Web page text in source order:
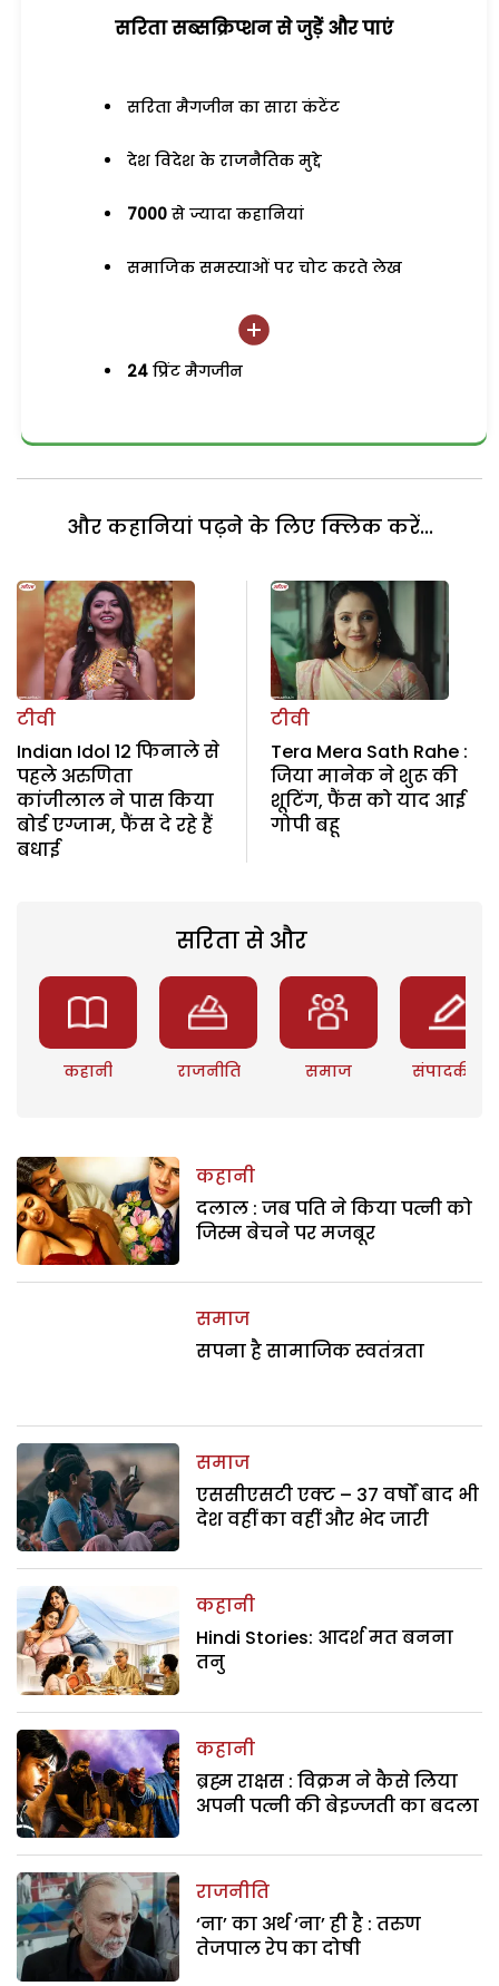
सरिता सब्सक्रिप्शन से जुड़ेें और पाएं
सरिता मैगजीन का सारा कंटेंट
देश विदेश के राजनैतिक मुद्दे
7000 से ज्यादा कहानियां
समाजिक समस्याओं पर चोट करते लेख
24 प्रिंट मैगजीन
और कहानियां पढ़ने के लिए क्लिक करें...
टीवी
Indian Idol 12 फिनाले से
पहले अरुणिता
कांजीलाल ने पास किया
बोर्ड एग्जाम, फैंस दे रहे हैं
बधाई
टीवी
Tera Mera Sath Rahe :
जिया मानेक ने शुरू की
शूटिंग, फैंस को याद आई
गोपी बहू
सरिता से और
कहानी राजनीति समाज संपादकीय
कहानी
दलाल : जब पति ने किया पत्नी को
जिस्म बेचने पर मजबूर
समाज
सपना है सामाजिक स्वतंत्रता
समाज
एससीएसटी एक्ट – 37 वर्षों बाद भी
देश वहीं का वहीं और भेद जारी
कहानी
Hindi Stories: आदर्श मत बनना
तनु
कहानी
ब्रह्म राक्षस : विक्रम ने कैसे लिया
अपनी पत्नी की बेइज्जती का बदला
राजनीति
‘ना’ का अर्थ ‘ना’ ही है : तरुण
तेजपाल रेप का दोषी